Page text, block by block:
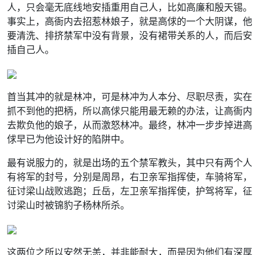
人，只会毫无底线地安插重用自己人，比如高廉和殷天锡。
事实上，高衙内去招惹林娘子，就是高俅的一个大阴谋，他
要清洗、排挤禁军中没有背景，没有裙带关系的人，而后安
插自己人。
首当其冲的就是林冲，可是林冲为人本分、尽职尽责，实在
抓不到他的把柄，所以高俅只能用最无赖的办法，让高衙内
去欺负他的娘子，从而激怒林冲。最终，林冲一步步掉进高
俅早已为他设计好的陷阱中。
最有说服力的，就是出场的五个禁军教头，其中只有两个人
有将军的封号，分别是周昂，右卫亲军指挥使，车骑将军，
征讨梁山战败逃跑；丘岳，左卫亲军指挥使，护驾将军，征
讨梁山时被锦豹子杨林所杀。
这两位之所以安然无恙，并非能耐大，而是因为他们有深厚